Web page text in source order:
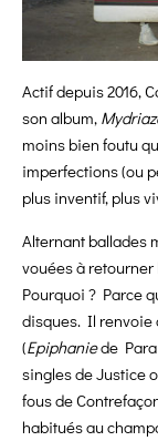
Actif depuis 2016,
son album,
moins bien foutu
imperfections (ou
plus inventif, plus
Alternant ballades
vouées à
Pourquoi ? Parce
disques. Il renvoie
(Epiphaniede
singles de Justice
fous de
habitués au